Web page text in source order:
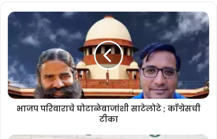
गोवा मराठी चित्रपट महोत्सवात घ्या ‘या’
चित्रपटांचा आस्वाद
August 3, 2026
या लघुपटाचे दिग्दर्शक हिमांशू म्हणाले की, कागदावरील कथानक पडद्यावर
आणण्यासाठी कठोर परिश्रम घेतलेल्या प्रत्येक कलाकार आणि तंत्रज्ञाचे आम्ही
ऋणी आहोत. २०२३ मध्ये गोव्यातून सुरु झालेल्या या लघुपटाचा आंतरराष्ट्रीय
प्रवास सुरु झाला असून, गोव्याच्या मातीतील गोष्ट जगभरात नेताना आम्हाला विशेष
भाजप परिवाराचे घोटाळेबाजांशी साटेलोटे ; काँग्रेसची
टीका